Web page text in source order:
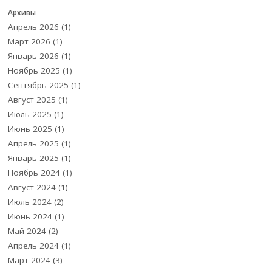
Архивы
Апрель 2026 (1)
Март 2026 (1)
Январь 2026 (1)
Ноябрь 2025 (1)
Сентябрь 2025 (1)
Август 2025 (1)
Июль 2025 (1)
Июнь 2025 (1)
Апрель 2025 (1)
Январь 2025 (1)
Ноябрь 2024 (1)
Август 2024 (1)
Июль 2024 (2)
Июнь 2024 (1)
Май 2024 (2)
Апрель 2024 (1)
Март 2024 (3)